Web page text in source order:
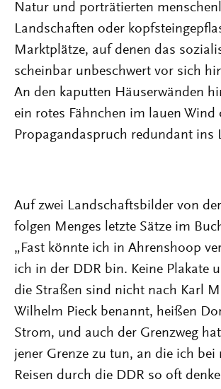
Natur und porträtierten
Landschaften oder
Marktplätze, auf denen das
scheinbar unbeschwert vor sich
An den kaputten Häuserwänden
ein rotes Fähnchen im lauen Wind
Propagandaspruch redundant ins
Auf zwei Landschaftsbilder von
folgen Menges letzte Sätze im
„Fast könnte ich in Ahrenshoop
ich in der DDR bin. Keine Plakate
die Straßen sind nicht nach Karl
Wilhelm Pieck benannt, heißen
Strom, und auch der Grenzweg
jener Grenze zu tun, an die ich bei
Reisen durch die DDR so oft